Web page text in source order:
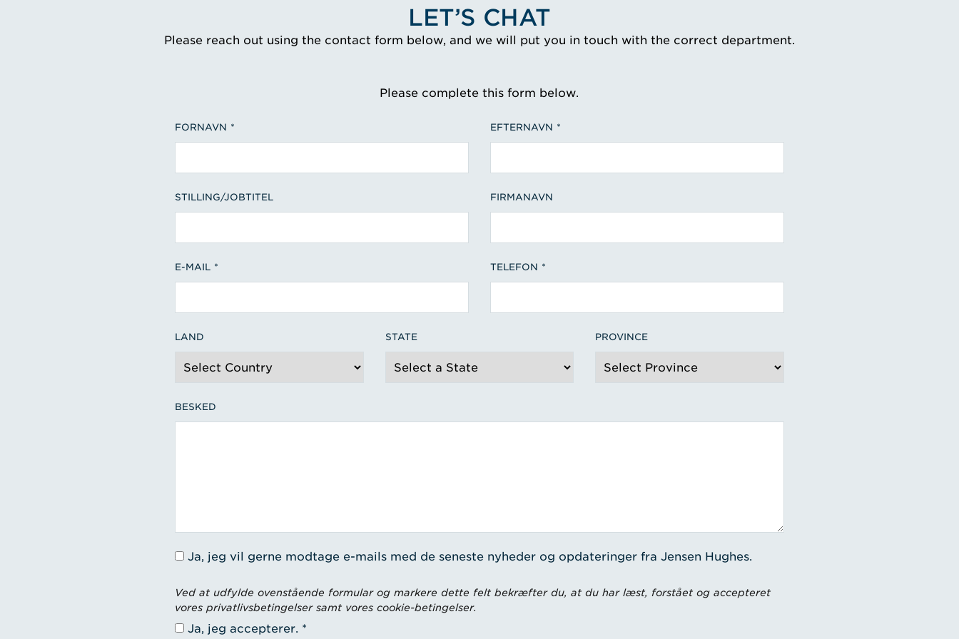
LET’S CHAT
Please reach out using the contact form below, and we will put you in touch with the correct department.
Please complete this form below.
FORNAVN EFTERNAVN
STILLING/JOBTITEL FIRMANAVN
E-MAIL TELEFON
LAND STATE PROVINCE
BESKED
Ja, jeg vil gerne modtage e-mails med de seneste nyheder og opdateringer fra Jensen Hughes.
Ved at udfylde ovenstående formular og markere dette felt bekræfter du, at du har læst, forstået og accepteret
vores privatlivsbetingelser samt vores cookie-betingelser.
Ja, jeg accepterer.